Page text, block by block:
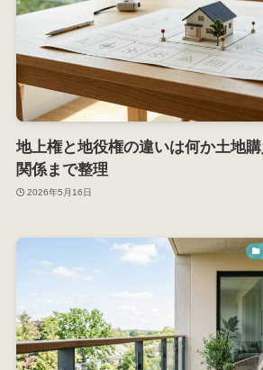
地上権と地役権の違いは何か土地
関係まで整理
2026年5月16日